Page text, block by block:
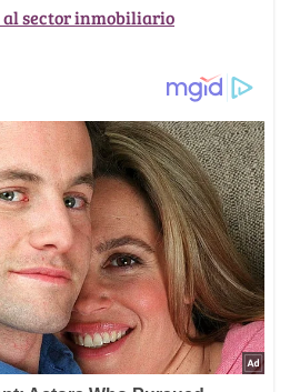
sector inmobiliario